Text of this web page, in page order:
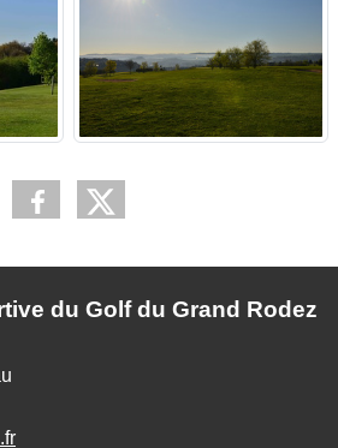
du Golf du Grand Rodez